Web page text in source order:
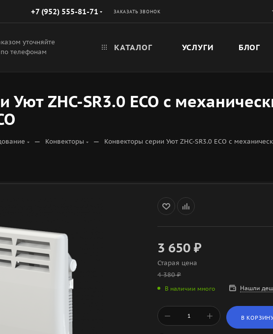
+7 (952) 555-81-71 ЗАКАЗАТЬ ЗВОНОК
уточняйте
телефонам
КАТАЛОГ УСЛУГИ БЛОГ
Уют ZHC-SR3.0 ECO с
— Конвекторы — Конвекторы серии Уют ZHC-SR3.0 ECO с
3 650 ₽
Старая цена
4 380₽
В наличии много Нашли
В